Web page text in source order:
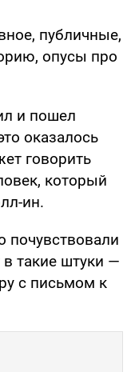
публичные,
опусы про
и пошел
оказалось
говорить
который
ин.
почувствовали
такие штуки —
с письмом к